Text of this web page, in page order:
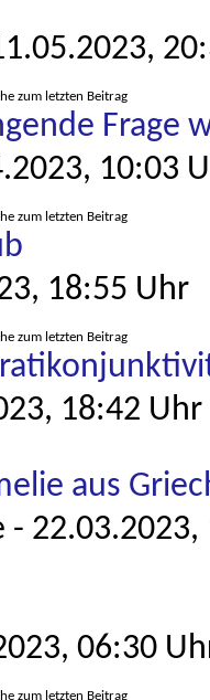
Frage
10:03
18:55 Uhr
18:42 Uhr
aus
-
06:30